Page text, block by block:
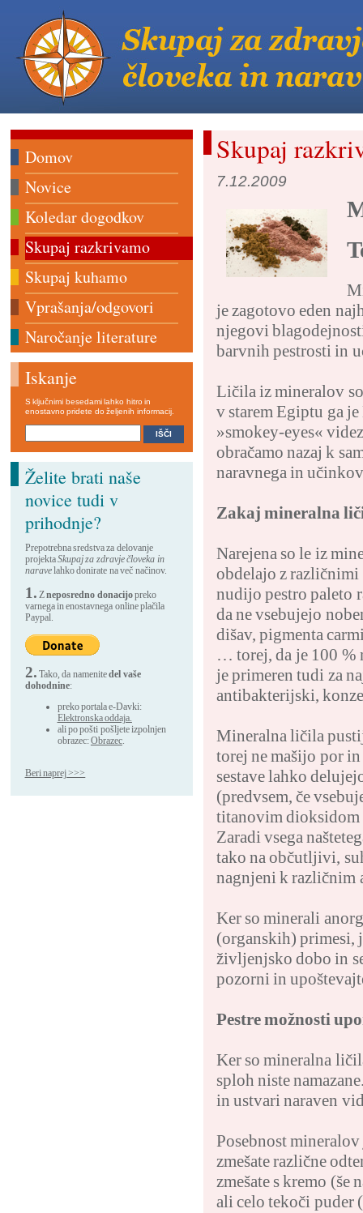
Skupaj
7.12.2009
je zagotovo eden
njegovi
barvnih pestrosti in
Ličila iz mineralov
v starem Egiptu ga
»smokey-eyes«
obračamo nazaj k
naravnega in
Zakaj mineralna
Narejena so le iz
obdelajo z
nudijo pestro paleto
da ne vsebujejo
dišav, pigmenta
… torej, da je 100 %
je primeren tudi za
antibakterijski,
Mineralna ličila
torej ne mašijo por
sestave lahko
(predvsem, če
titanovim
Zaradi vsega
tako na občutljivi,
nagnjeni k različnim
Ker so minerali
(organskih) primesi,
življenjsko dobo in
pozorni in
Pestre možnosti
Ker so mineralna
sploh niste
in ustvari naraven
Posebnost
zmešate različne
zmešate s kremo
ali celo tekoči puder
Domov
Novice
Koledar dogodkov
Skupaj razkrivamo
Skupaj kuhamo
Vprašanja/odgovori
Naročanje literature
Iskanje
S ključnimi besedami lahko hitro in
enostavno pridete do željenih informacij.
Želite brati naše
novice tudi v
prihodnje?
Prepotrebna sredstva za delovanje
projektaSkupaj za zdravje človeka in
naravelahko donirate na več načinov.
1. Zneposredno donacijopreko
varnega in enostavnega online plačila
Paypal.
2. Tako, da namenitedel vaše
dohodnine:
preko portala e-Davki:
Elektronska oddaja.
ali po pošti pošljete izpolnjen
obrazec:Obrazec.
Beri naprej >>>